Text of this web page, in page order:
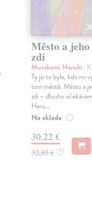
Město a
zdi
Murakami Haruki |
Ty jsi to byla, kdo mi
tom městě. Město a
zdi – dlouho
Haru...
Na sklade ?
30,22 €
32,85 € ?